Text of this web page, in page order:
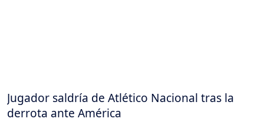
Jugador saldría de Atlético Nacional tras la
derrota ante América